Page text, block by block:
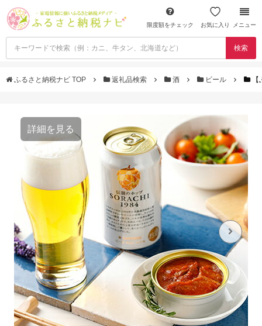
限度額をチェック お気に入り メニュー
検索
ふるさと納税ナビ TOP 返礼品検索 酒 ビール
詳細を見る